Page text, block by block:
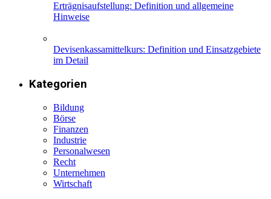
Erträgnisaufstellung: Definition und allgemeine
Hinweise
Devisenkassamittelkurs: Definition und Einsatzgebiete
im Detail
Kategorien
Bildung
Börse
Finanzen
Industrie
Personalwesen
Recht
Unternehmen
Wirtschaft